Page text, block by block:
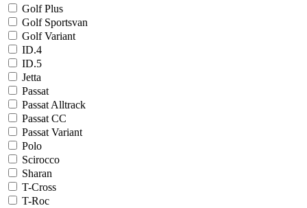
Golf Plus
Golf Sportsvan
Golf Variant
ID.4
ID.5
Jetta
Passat
Passat Alltrack
Passat CC
Passat Variant
Polo
Scirocco
Sharan
T-Cross
T-Roc